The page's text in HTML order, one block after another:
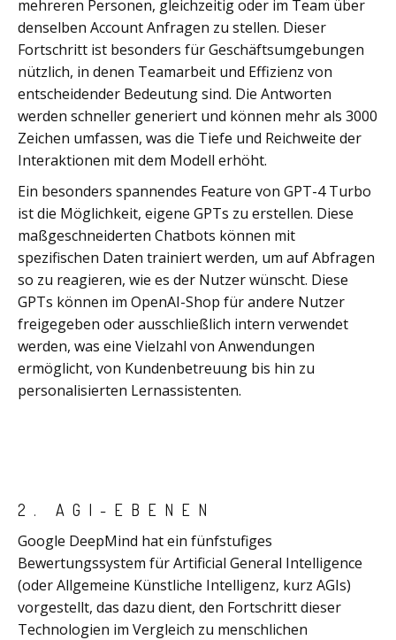
mehreren Personen, gleichzeitig oder im Team über
denselben Account Anfragen zu stellen. Dieser
Fortschritt ist besonders für Geschäftsumgebungen
nützlich, in denen Teamarbeit und Effizienz von
entscheidender Bedeutung sind. Die Antworten
werden schneller generiert und können mehr als 3000
Zeichen umfassen, was die Tiefe und Reichweite der
Interaktionen mit dem Modell erhöht.
Ein besonders spannendes Feature von GPT-4 Turbo
ist die Möglichkeit, eigene GPTs zu erstellen. Diese
maßgeschneiderten Chatbots können mit
spezifischen Daten trainiert werden, um auf Abfragen
so zu reagieren, wie es der Nutzer wünscht. Diese
GPTs können im OpenAI-Shop für andere Nutzer
freigegeben oder ausschließlich intern verwendet
werden, was eine Vielzahl von Anwendungen
ermöglicht, von Kundenbetreuung bis hin zu
personalisierten Lernassistenten.
2. AGI-EBENEN
Google DeepMind hat ein fünfstufiges
Bewertungssystem für Artificial General Intelligence
(oder Allgemeine Künstliche Intelligenz, kurz AGIs)
vorgestellt, das dazu dient, den Fortschritt dieser
Technologien im Vergleich zu menschlichen